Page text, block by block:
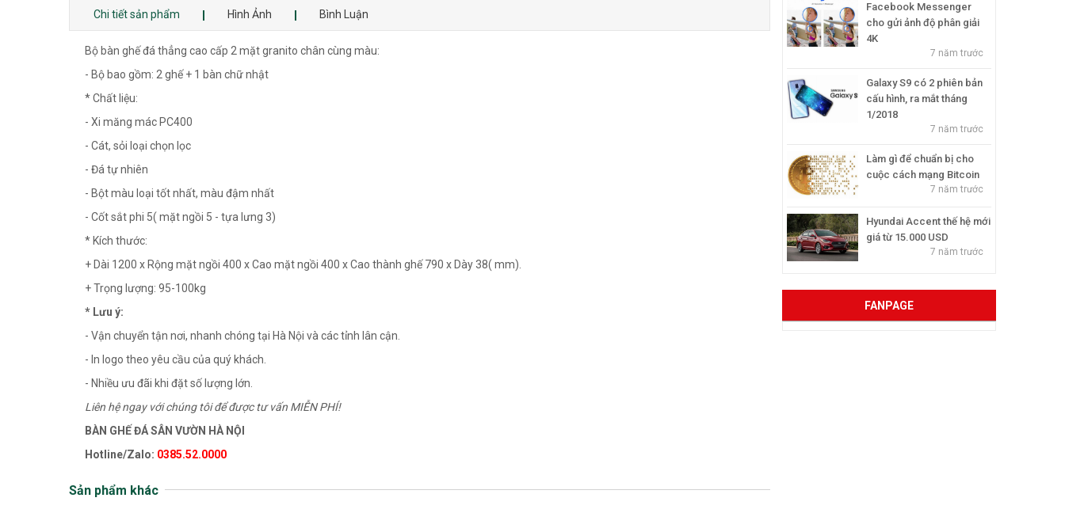
Chi tiết sản phẩm Hình Ảnh Bình Luận
Bộ bàn ghế đá thẳng cao cấp 2 mặt granito chân cùng màu:
- Bộ bao gồm: 2 ghế + 1 bàn chữ nhật
* Chất liệu:
- Xi măng mác PC400
- Cát, sỏi loại chọn lọc
- Đá tự nhiên
- Bột màu loại tốt nhất, màu đậm nhất
- Cốt sắt phi 5( mặt ngồi 5 - tựa lưng 3)
* Kích thước:
+ Dài 1200 x Rộng mặt ngồi 400 x Cao mặt ngồi 400 x Cao thành ghế 790 x Dày 38( mm).
+ Trọng lượng: 95-100kg
* Lưu ý:
- Vận chuyển tận nơi, nhanh chóng tại Hà Nội và các tỉnh lân cận.
- In logo theo yêu cầu của quý khách.
- Nhiều ưu đãi khi đặt số lượng lớn.
Liên hệ ngay với chúng tôi để được tư vấn MIỄN PHÍ!
BÀN GHẾ ĐÁ SÂN VƯỜN HÀ NỘI
Hotline/Zalo: 0385.52.0000
Sản phẩm khác
Facebook Messenger
cho gửi ảnh độ phân giải
4K
7 năm trước
Galaxy S9 có 2 phiên bản
cấu hình, ra mắt tháng
1/2018
7 năm trước
Làm gì để chuẩn bị cho
cuộc cách mạng Bitcoin
7 năm trước
Hyundai Accent thế hệ mới
giá từ 15.000 USD
7 năm trước
FANPAGE